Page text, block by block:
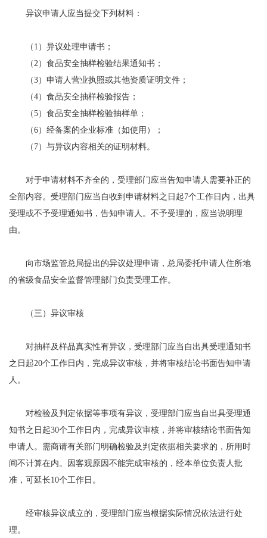
异议申请人应当提交下列材料：
（1）异议处理申请书；
（2）食品安全抽样检验结果通知书；
（3）申请人营业执照或其他资质证明文件；
（4）食品安全抽样检验报告；
（5）食品安全抽样检验抽样单；
（6）经备案的企业标准（如使用）；
（7）与异议内容相关的证明材料。
对于申请材料不齐全的，受理部门应当告知申请人需要补正的
全部内容。受理部门应当自收到申请材料之日起7个工作日内，出具
受理或不予受理通知书，告知申请人。不予受理的，应当说明理
由。
向市场监管总局提出的异议处理申请，总局委托申请人住所地
的省级食品安全监督管理部门负责受理工作。
（三）异议审核
对抽样及样品真实性有异议，受理部门应当自出具受理通知书
之日起20个工作日内，完成异议审核，并将审核结论书面告知申请
人。
对检验及判定依据等事项有异议，受理部门应当自出具受理通
知书之日起30个工作日内，完成异议审核，并将审核结论书面告知
申请人。需商请有关部门明确检验及判定依据相关要求的，所用时
间不计算在内。因客观原因不能完成审核的，经本单位负责人批
准，可延长10个工作日。
经审核异议成立的，受理部门应当根据实际情况依法进行处
理。